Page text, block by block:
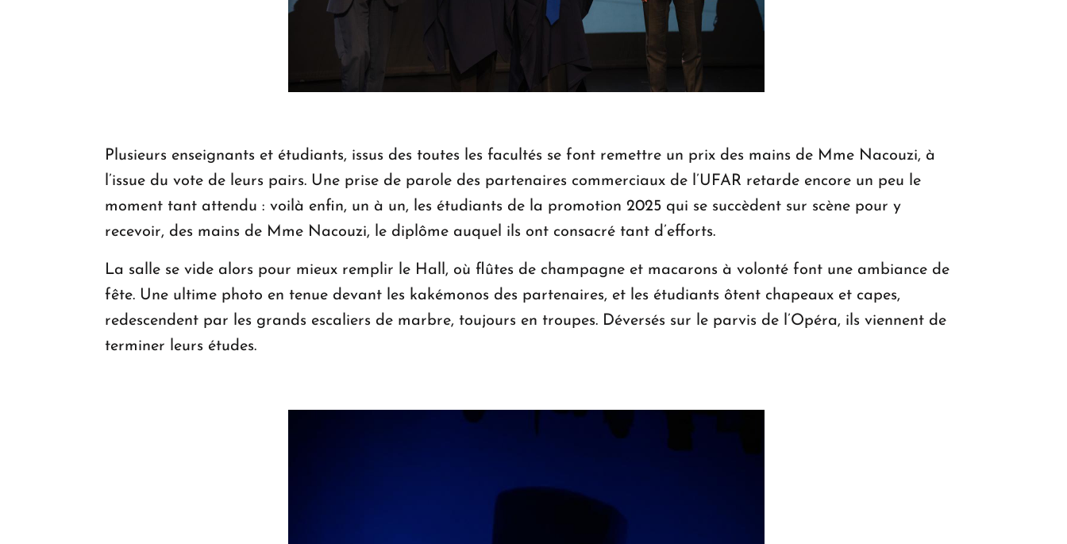
Plusieurs enseignants et étudiants, issus des toutes les facultés se font remettre un prix des mains de Mme Nacouzi, à
l’issue du vote de leurs pairs. Une prise de parole des partenaires commerciaux de l’UFAR retarde encore un peu le
moment tant attendu : voilà enfin, un à un, les étudiants de la promotion 2025 qui se succèdent sur scène pour y
recevoir, des mains de Mme Nacouzi, le diplôme auquel ils ont consacré tant d’efforts.
La salle se vide alors pour mieux remplir le Hall, où flûtes de champagne et macarons à volonté font une ambiance de
fête. Une ultime photo en tenue devant les kakémonos des partenaires, et les étudiants ôtent chapeaux et capes,
redescendent par les grands escaliers de marbre, toujours en troupes. Déversés sur le parvis de l’Opéra, ils viennent de
terminer leurs études.